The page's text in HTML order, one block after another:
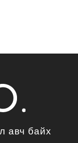
авч байх